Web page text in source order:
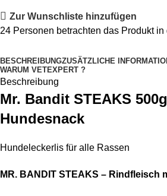
Zur Wunschliste hinzufügen
24 Personen betrachten das Produkt in
BESCHREIBUNGZUSÄTZLICHE
WARUM VETEXPERT ?
Beschreibung
Mr. Bandit STEAKS
Hundesnack
Hundeleckerlis für alle Rassen
MR. BANDIT STEAKS – Rindfleisch